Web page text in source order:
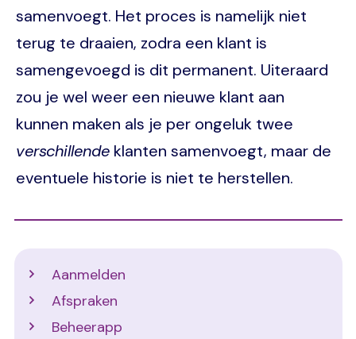
samenvoegt. Het proces is namelijk niet
terug te draaien, zodra een klant is
samengevoegd is dit permanent. Uiteraard
zou je wel weer een nieuwe klant aan
kunnen maken als je per ongeluk twee
verschillende klanten samenvoegt, maar de
eventuele historie is niet te herstellen.
Aanmelden
Afspraken
Beheerapp